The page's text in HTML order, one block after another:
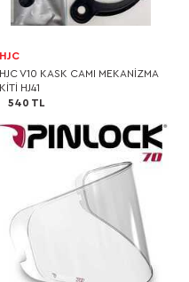
HJC
HJC V10 KASK CAMI MEKANİZMA
KİTİ HJ41
540 TL